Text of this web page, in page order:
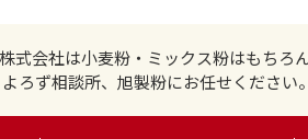
式会社は小麦粉・ミックス粉はもちろ
ろず相談所、旭製粉にお任せください。